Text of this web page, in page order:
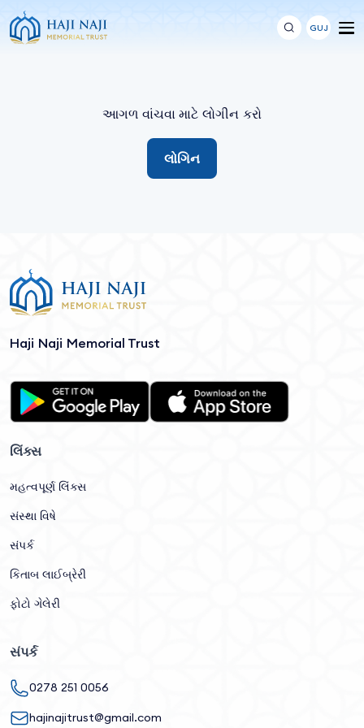
GUJ
આગળ વાંચવા માટે લોગીન કરો
લોગિન
Haji Naji Memorial Trust
લિંક્સ
મહત્વપૂર્ણ લિંક્સ
સંસ્થા વિષે
સંપર્ક
કિતાબ લાઈબ્રેરી
ફોટો ગેલેરી
સંપર્ક
0278 251 0056
hajinajitrust@gmail.com